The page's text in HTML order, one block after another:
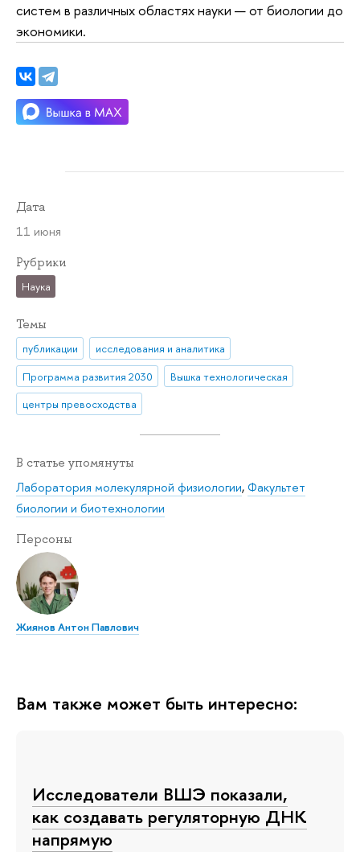
систем в различных областях науки — от биологии до
экономики.
Дата
11 июня
Рубрики
Наука
Темы
публикации
исследования и аналитика
Программа развития 2030
Вышка технологическая
центры превосходства
В статье упомянуты
Лаборатория молекулярной физиологии,Факультет
биологии и биотехнологии
Персоны
Жиянов Антон Павлович
Вам также может быть интересно:
Исследователи ВШЭ показали,
как создавать регуляторную ДНК
напрямую